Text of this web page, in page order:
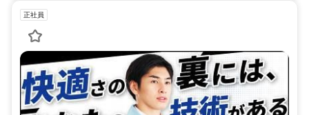
正社員